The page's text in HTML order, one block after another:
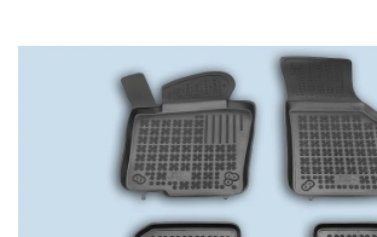
0,0
z
5
hvězdiček.